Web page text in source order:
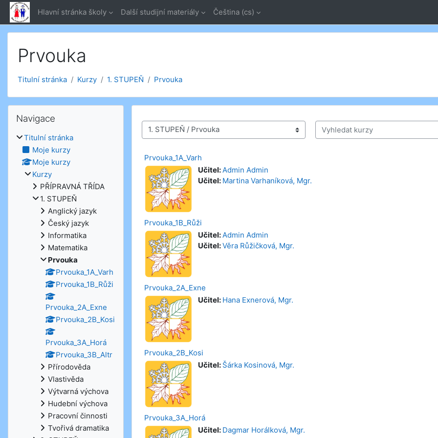
Přejít k hlavnímu obsahu
Hlavní stránka školy Další studijní materiály Čeština ‎(cs)‎
Prvouka
Titulní stránka Kurzy 1. STUPEŇ Prvouka
Kategorie kurzů
Vyhledat kurzy
Prvouka_1A_Varh
Učitel: Admin Admin
Učitel: Martina Varhaníková, Mgr.
Prvouka_1B_Růži
Učitel: Admin Admin
Učitel:Věra Růžičková, Mgr.
Prvouka_2A_Exne
Učitel: Hana Exnerová, Mgr.
Prvouka_2B_Kosi
Učitel: Šárka Kosinová, Mgr.
Prvouka_3A_Horá
Učitel: Dagmar Horálková, Mgr.
Navigace
Titulní stránka
Moje kurzy
Moje kurzy
Kurzy
PŘÍPRAVNÁ TŘÍDA
1. STUPEŇ
Anglický jazyk
Český jazyk
Informatika
Matematika
Prvouka
Prvouka_1A_Varh
Prvouka_1B_Růži
Prvouka_2A_Exne
Prvouka_2B_Kosi
Prvouka_3A_Horá
Prvouka_3B_Altr
Přírodověda
Vlastivěda
Výtvarná výchova
Hudební výchova
Pracovní činnosti
Tvořivá dramatika